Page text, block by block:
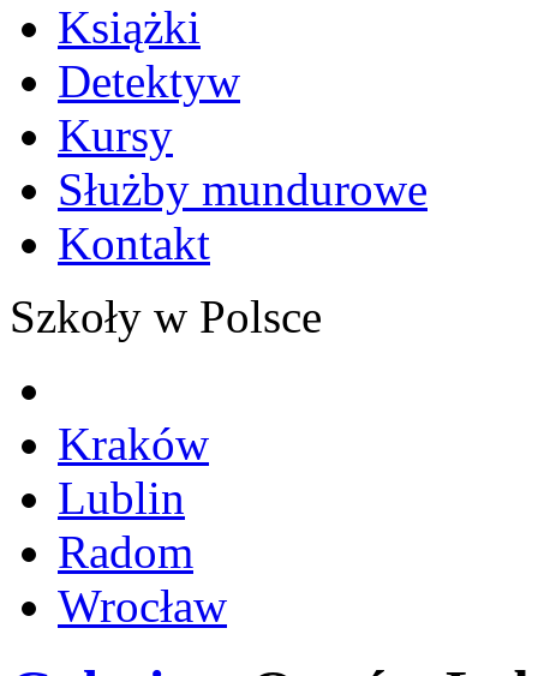
Książki
Detektyw
Kursy
Służby mundurowe
Kontakt
Szkoły w Polsce
Kraków
Lublin
Radom
Wrocław